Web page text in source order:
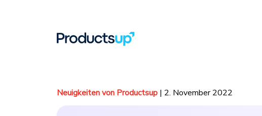
Neuigkeiten von Productsup | 2. November 2022